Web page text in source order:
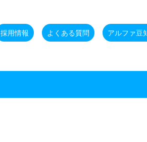
採用情報 よくある質問 アルファ豆